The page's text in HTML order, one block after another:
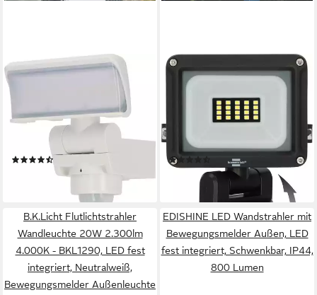
BRENNENSTUHL
LED Wandstrahler, LED fest
Bewegungsmelder, bis zu 10
m Reichweite
Produktdatenblatt
BRENNENSTUHL
LED Wandstrahler JARO
1060 P, LED fest integriert,
für außen, mit
Produktdatenblatt
(10)
27,99 €
lieferbar - in 6-8 Werktagen bei dir
B.K.Licht Flutlichtstrahler
Wandleuchte 20W 2.300lm
4.000K - BKL1290, LED fest
integriert, Neutralweiß,
Bewegungsmelder Außenleuchte
EDISHINE LED Wandstrahler mit
Bewegungsmelder Außen, LED
fest integriert, Schwenkbar, IP44,
800 Lumen